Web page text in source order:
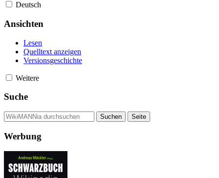
Deutsch
Ansichten
Lesen
Quelltext anzeigen
Versionsgeschichte
Weitere
Suche
Werbung